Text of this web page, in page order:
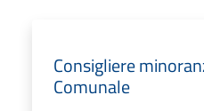
Consigliere
Comunale